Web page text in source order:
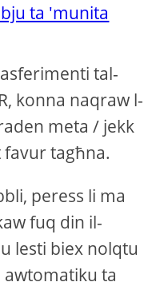
ta 'munita
tal-
konna naqraw l-
meta / jekk
tagħna.
peress li ma
fuq din il-
lesti biex nolqtu
ta